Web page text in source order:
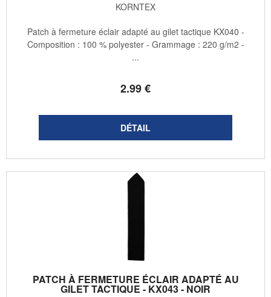
KORNTEX
2.99€
Patch à fermeture éclair adapté au gilet tactique KX040 -
Composition : 100 % polyester - Grammage : 220 g/m2 -
...
PATCH À FERMETURE ÉCLAIR ADAPTÉ AU
GILET TACTIQUE - KX043 - NOIR